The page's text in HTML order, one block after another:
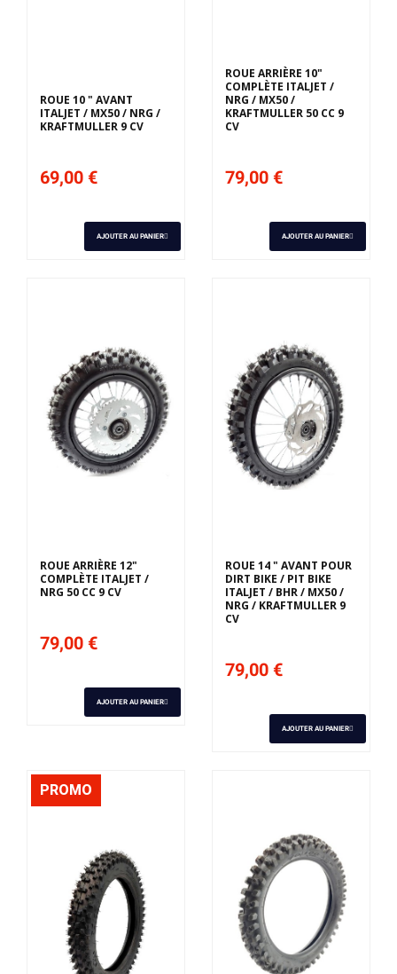
ROUE 10 " AVANT
ITALJET / MX50 / NRG /
KRAFTMULLER 9 CV
69,00 €
AJOUTER AU PANIER
ROUE ARRIÈRE 10"
COMPLÈTE ITALJET /
NRG / MX50 /
KRAFTMULLER 50 CC 9
CV
79,00 €
AJOUTER AU PANIER
ROUE ARRIÈRE 12"
COMPLÈTE ITALJET /
NRG 50 CC 9 CV
79,00 €
AJOUTER AU PANIER
ROUE 14 " AVANT POUR
DIRT BIKE / PIT BIKE
ITALJET / BHR / MX50 /
NRG / KRAFTMULLER 9
CV
79,00 €
AJOUTER AU PANIER
PROMO